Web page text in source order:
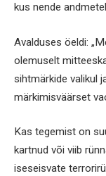
kus nende
Avalduses öeldi:
olemuselt
sihtmärkide valikul
märkimisväärset
Kas tegemist on
kartnud või viib
iseseisvate